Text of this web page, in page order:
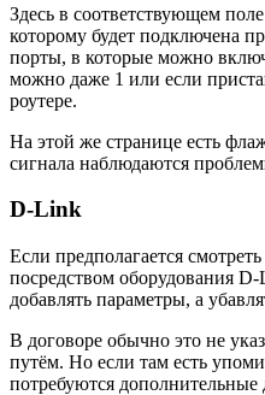
Здесь в соответствующем
которому будет подключена
порты, в которые можно
можно даже 1 или если
роутере.
На этой же странице есть
сигнала наблюдаются
D-Link
Если предполагается
посредством оборудования D-
добавлять параметры, а
В договоре обычно это не
путём. Но если там есть
потребуются дополнительные